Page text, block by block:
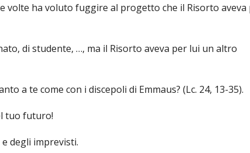
LIBERO
PERSONE VULNERABILI
volte ha voluto fuggire al progetto che il Risorto aveva
di studente, …, ma il Risorto aveva per lui un altro
a te come con i discepoli di Emmaus? (Lc. 24, 13-35).
tuo futuro!
degli imprevisti.